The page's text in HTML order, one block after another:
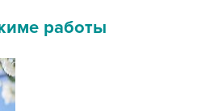
работы